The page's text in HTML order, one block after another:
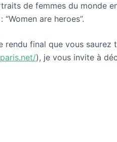
de femmes du monde
are heroes”.
rendu final que vous saurez
), je vous invite à